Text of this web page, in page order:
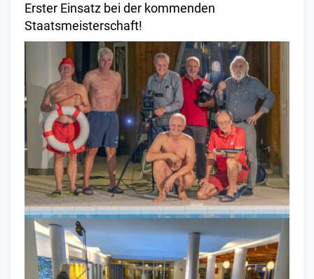
Erster Einsatz bei der kommenden
Staatsmeisterschaft!